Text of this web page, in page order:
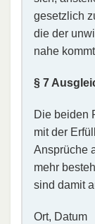
gesetzlich
die der
nahe
§ 7
Die beiden
mit der
Ansprüche
mehr
sind damit
Ort, Datum